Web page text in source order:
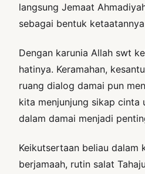
langsung Jemaat
sebagai bentuk
Dengan karunia Allah swt
hatinya. Keramahan,
ruang dialog damai pun
kita menjunjung sikap cinta
dalam damai menjadi
Keikutsertaan beliau dalam
berjamaah, rutin salat